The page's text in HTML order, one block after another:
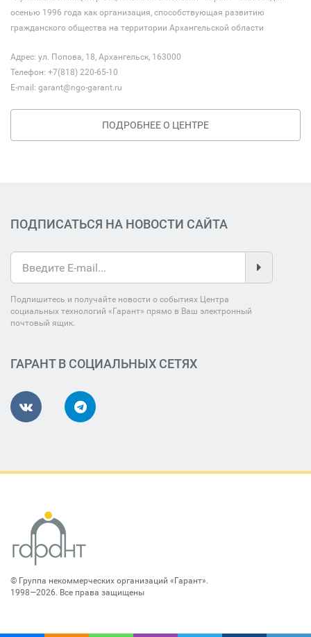
осенью 1996 года как организация, способствующая развитию
гражданского общества на территории Архангельской области
Адрес: ул. Попова, 18, Архангельск, 163000
Телефон: +7(818) 220-65-10
E-mail: garant@ngo-garant.ru
ПОДРОБНЕЕ О ЦЕНТРЕ
ПОДПИСАТЬСЯ НА НОВОСТИ САЙТА
Подпишитесь и получайте новости о событиях Центра
социальных технологий «Гарант» прямо в Ваш электронный
почтовый ящик.
ГАРАНТ В СОЦИАЛЬНЫХ СЕТЯХ
© Группа некоммерческих организаций «Гарант».
1998—2026. Все права защищены